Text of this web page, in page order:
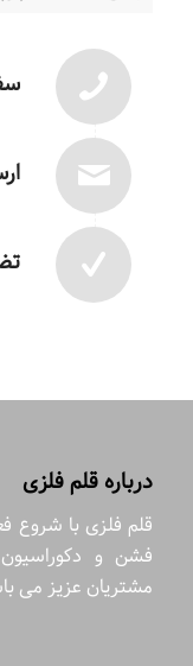
درباره قلم فلزی
فشن و
مشتریان عزیز می